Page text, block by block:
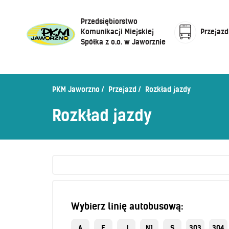
Przedsiębiorstwo
Komunikacji Miejskiej
Spółka z o.o. w Jaworznie
Przejazd
Rozkład jazdy
Zaplanuj podróż –
Sprzedaż biletów u kierowców
PKM Jaworzno Przejazd Rozkład jazdy
Rozkład jazdy
Wybierz linię autobusową: